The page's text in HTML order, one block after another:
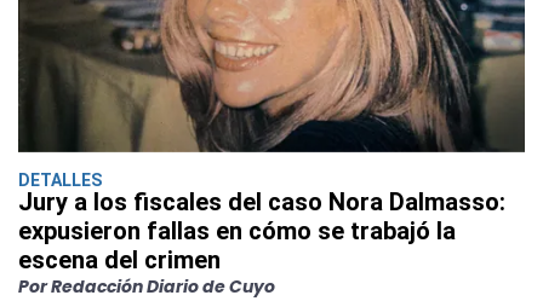
DETALLES
Jury a los fiscales del caso Nora Dalmasso:
expusieron fallas en cómo se trabajó la
escena del crimen
Por Redacción Diario de Cuyo